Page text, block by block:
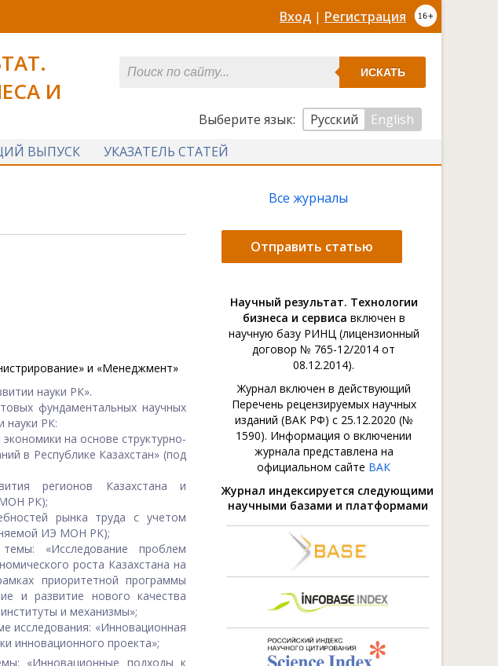
Вход | Регистрация
И
ИСКАТЬ
Выберите язык: Русский
English
ВЫПУСК УКАЗАТЕЛЬ СТАТЕЙ
и «Менеджмент»
науки РК».
фундаментальных научных
науки РК:
на основе структурно-
в Республике Казахстан» (под
регионов Казахстана и
МОН РК);
рынка труда с учетом
ИЭ МОН РК);
«Исследование проблем
роста Казахстана на
приоритетной программы
и развитие нового качества
и механизмы»;
исследования: «Инновационная
инновационного проекта»;
«Инновационные подходы к
Все журналы
Отправить статью
Научный результат. Технологии
бизнеса и сервиса включен в
научную базу РИНЦ (лицензионный
договор № 765-12/2014 от
08.12.2014).
Журнал включен в действующий
Перечень рецензируемых научных
изданий (ВАК РФ) с 25.12.2020 (№
1590). Информация о включении
журнала представлена на
официальном сайте ВАК
Журнал индексируется следующими
научными базами и платформами